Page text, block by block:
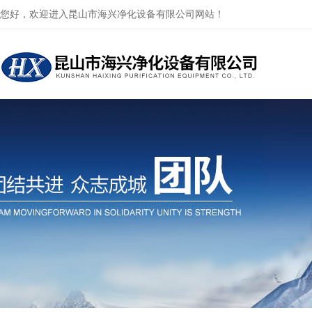
您好，欢迎进入昆山市海兴净化设备有限公司网站！